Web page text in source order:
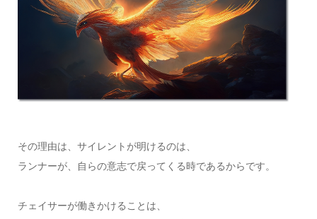
その理由は、サイレントが明けるのは、
ランナーが、自らの意志で戻ってくる時であるからです。
チェイサーが働きかけることは、